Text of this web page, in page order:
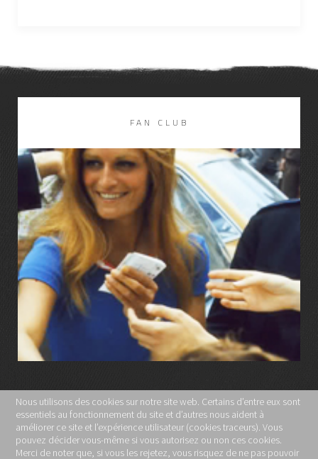
FAN CLUB
LIRE LA SUITE
MENTIONS LÉGALES
POLITIQUE DE CONFIDENTIALITÉ
Nous utilisons des cookies sur notre site web. Certains d’entre eux sont
essentiels au fonctionnement du site et d’autres nous aident à
améliorer ce site et l’expérience utilisateur (cookies traceurs). Vous
pouvez décider vous-même si vous autorisez ou non ces cookies.
Merci de noter que, si vous les rejetez, vous risquez de ne pas pouvoir